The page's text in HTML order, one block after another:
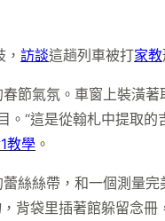
訪談這趟列車被打家教
節氣氛。車窗上裝潢
。“這是從翰札中提取
教學 。
絲絲帶，和一個測量
背袋里插著館躲留念冊